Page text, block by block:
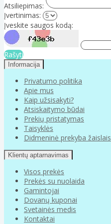
Atsiliepimas:
Įvertinimas:
Įveskite saugos kodą:
Rašyti
Informacija
Privatumo politika
Apie mus
Kaip užsisakyti?
Atsiskaitymo būdai
Prekių pristatymas
Taisyklės
Didmeninė prekyba žaislais
Klientų aptarnavimas
Visos prekės
Prekės su nuolaida
Gamintojai
Dovanų kuponai
Svetainės medis
Kontaktai